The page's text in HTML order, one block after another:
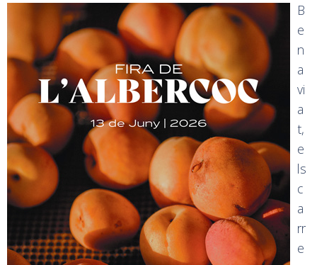
B
e
n
a
vi
a
t,
e
ls
c
a
rr
e